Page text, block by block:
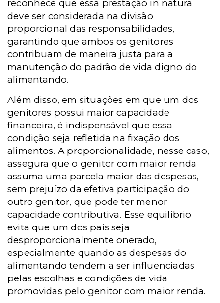
reconhece que essa prestação in natura
deve ser considerada na divisão
proporcional das responsabilidades,
garantindo que ambos os genitores
contribuam de maneira justa para a
manutenção do padrão de vida digno do
alimentando.
Além disso, em situações em que um dos
genitores possui maior capacidade
financeira, é indispensável que essa
condição seja refletida na fixação dos
alimentos. A proporcionalidade, nesse caso,
assegura que o genitor com maior renda
assuma uma parcela maior das despesas,
sem prejuízo da efetiva participação do
outro genitor, que pode ter menor
capacidade contributiva. Esse equilíbrio
evita que um dos pais seja
desproporcionalmente onerado,
especialmente quando as despesas do
alimentando tendem a ser influenciadas
pelas escolhas e condições de vida
promovidas pelo genitor com maior renda.